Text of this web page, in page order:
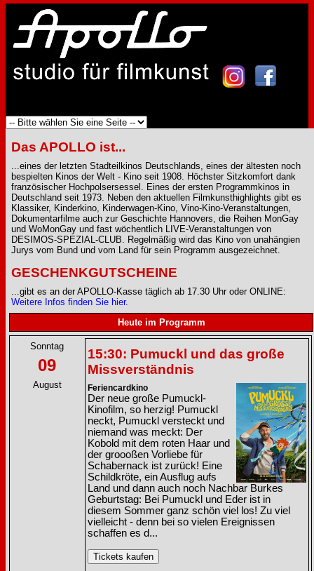
Das APOLLO ist...
...eines der letzten Stadteilkinos Deutschlands, eines der ältesten noch
bespielten Kinos der Welt - Kino seit 1908. Höchster Sitzkomfort dank
französischer Hochpolsersessel. Eines der ersten Programmkinos in
Deutschland seit 1973. Neben den aktuellen Filmkunsthighlights gibt es
Klassiker, Kinderkino, Kinderwagen-Kino, Vino-Kino-Veranstaltungen,
Dokumentarfilme auch zur Geschichte Hannovers, die Reihen MonGay
und WoMonGay und fast wöchentlich LIVE-Veranstaltungen von
DESIMOS-SPEZIAL-CLUB. Regelmäßig wird das Kino von unahängien
Jurys vom Bund und vom Land für sein Programm ausgezeichnet.
GESCHENKGUTSCHEINE
...gibt es an der APOLLO-Kasse täglich ab 17.30 Uhr oder ONLINE:
Weitere Infos finden Sie hier.
Heute im Programm
Sonntag
09
August
15:30: Pumuckl und das große
Missverständnis
Feriencardkino
Der neue große Pumuckl-
Kinofilm, so herzig! Pumuckl
neckt, Pumuckl versteckt und
niemand was meckt: Der
Kobold mit dem roten Haar und
der groooßen Vorliebe für
Schabernack ist zurück! Eine
Schildkröte, ein Ausflug aufs
Land und dann auch noch Nachbar Burkes
Geburtstag: Bei Pumuckl und Eder ist in
diesem Sommer ganz schön viel los! Zu viel
vielleicht - denn bei so vielen Ereignissen
schaffen es d...